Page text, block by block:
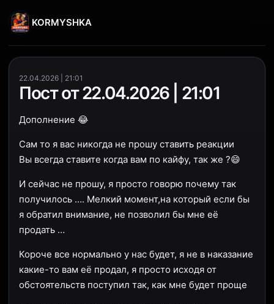
KORMYSHKA
22.04.2026 | 21:01
Пост от 22.04.2026 | 21:01
Дополнение 😂
Сам то я вас никогда не прошу ставить реакции
Вы всегда ставите когда вам по кайфу, так же ?😄
И сейчас не прошу, я просто говорю почему так
получилось …. Мелкий момент,на который если бы
я обратил внимание, не позволил бы мне её
продать …
Короче все нормально у нас будет, я не в наказание
какие-то вам её продал, я просто исходя от
обстоятельств поступил так, как мне будет проще